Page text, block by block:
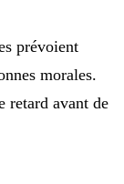
prévoient
morales.
retard avant de